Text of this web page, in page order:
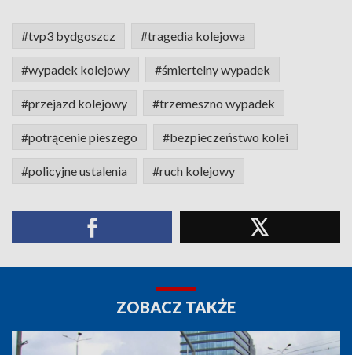
#tvp3 bydgoszcz #tragedia kolejowa
#wypadek kolejowy #śmiertelny wypadek
#przejazd kolejowy #trzemeszno wypadek
#potrącenie pieszego #bezpieczeństwo kolei
#policyjne ustalenia #ruch kolejowy
ZOBACZ TAKŻE